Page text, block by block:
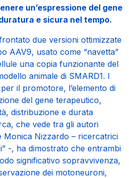
un’espressione del gene
e sicura nel tempo.
due versioni ottimizzate
AAV9, usato come “navetta”
una copia funzionante del
animale di SMARD1. I
il promotore, l’elemento di
del gene terapeutico,
distribuzione e durata
che vede tra gli autori
Monica Nizzardo – ricercatrici
-, ha dimostrato che entrambi
significativo sopravvivenza,
dei motoneuroni,